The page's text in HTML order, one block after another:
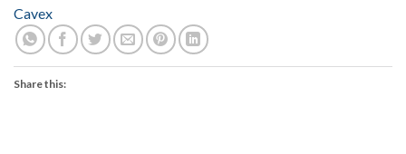
Cavex
Share this: